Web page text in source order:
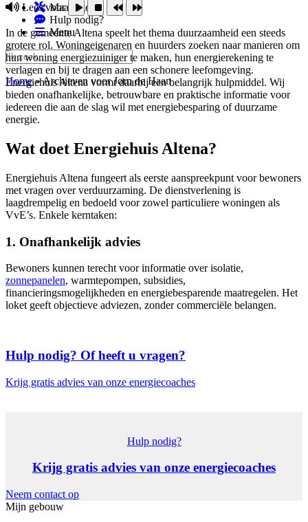
Maatregelen
Hulp nodig?
Menu
Home»Archieven voor Jorn de Haan
Lees voor
In de gemeente Altena speelt het thema duurzaamheid een steeds
grotere rol. Woningeigenaren en huurders zoeken naar manieren om
hun woning energiezuiniger te maken, hun energierekening te
verlagen en bij te dragen aan een schonere leefomgeving.
Energiehuis Altena vormt daarbij een belangrijk hulpmiddel. Wij
bieden onafhankelijke, betrouwbare en praktische informatie voor
iedereen die aan de slag wil met energiebesparing of duurzame
energie.
Wat doet Energiehuis Altena?
Energiehuis Altena fungeert als eerste aanspreekpunt voor bewoners
met vragen over verduurzaming. De dienstverlening is
laagdrempelig en bedoeld voor zowel particuliere woningen als
VvE’s. Enkele kerntaken:
1. Onafhankelijk advies
Bewoners kunnen terecht voor informatie over isolatie,
zonnepanelen, warmtepompen, subsidies,
financieringsmogelijkheden en energiebesparende maatregelen. Het
loket geeft objectieve adviezen, zonder commerciële belangen.
Hulp nodig? Of heeft u vragen?
Krijg gratis advies van onze energiecoaches
Hulp nodig?
Krijg gratis advies van onze energiecoaches
Neem contact op
Mijn gebouw